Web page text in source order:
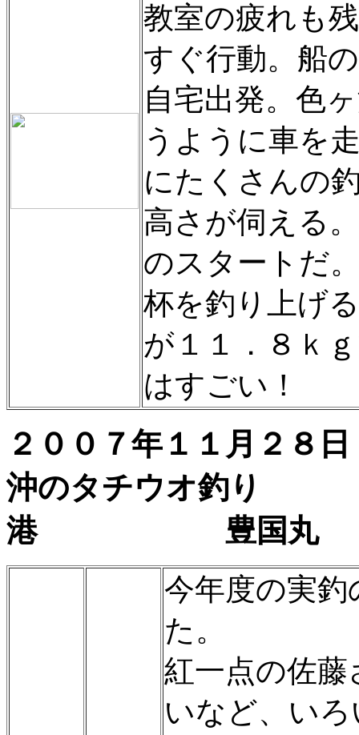
教室の疲れも
すぐ行動。船
自宅出発。色
うように車を
にたくさんの
高さが伺える
のスタートだ
杯を釣り上げ
が１１．８ｋ
はすごい！
２００７年１１
沖のタチウオ
港 豊国丸
今年度の実
た。
紅一点の佐
いなど、い